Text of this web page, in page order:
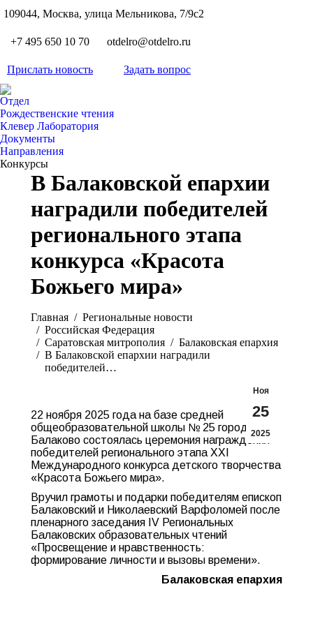
109044, Москва, улица Мельникова, 7/9с2
+7 495 650 10 70 otdelro@otdelro.ru
Прислать новость Задать вопрос
Отдел
Рождественские чтения
Клевер Лаборатория
Документы
Направления
Конкурсы
В Балаковской епархии
наградили победителей
регионального этапа
конкурса «Красота
Божьего мира»
Главная
Pегиональные новости
Российская Федерация
Саратовская митрополия
Балаковская епархия
В Балаковской епархии наградили
победителей…
Ноя
25
2025
22 ноября 2025 года на базе средней
общеобразовательной школы № 25 города
Балаково состоялась церемония награждения
победителей регионального этапа XXI
Международного конкурса детского творчества
«Красота Божьего мира».
Вручил грамоты и подарки победителям епископ
Балаковский и Николаевский Варфоломей после
пленарного заседания IV Региональных
Балаковских образовательных чтений
«Просвещение и нравственность:
формирование личности и вызовы времени».
Балаковская епархия